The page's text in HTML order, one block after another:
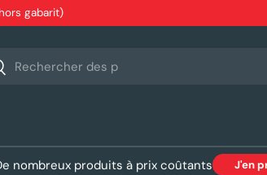
gabarit)
nombreux produits à prix coûtants J'en